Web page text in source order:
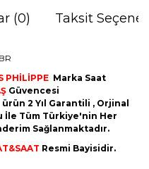
(0) Taksit
PHİLİPPE Marka Saat
Güvencesi
2 Yıl Garantili , Orjinal
İle Tüm Türkiye'nin Her
Sağlanmaktadır.
Resmi Bayisidir.